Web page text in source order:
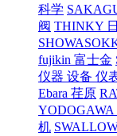
科学
阀 THINKY
fujikin 富士金
仪器 设备 仪
Ebara 荏原
机